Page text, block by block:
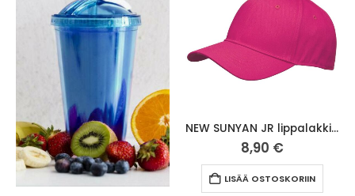
NEW SUNYAN JR lippalakki pinkki
8,90 €
LISÄÄ OSTOSKORIIN